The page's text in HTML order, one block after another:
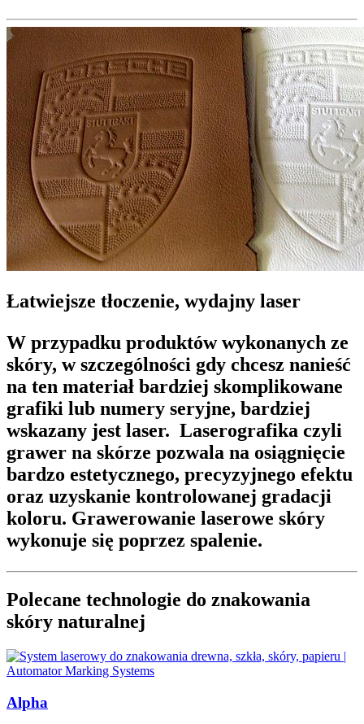
Łatwiejsze tłoczenie, wydajny laser
W przypadku produktów wykonanych ze
skóry, w szczególności gdy chcesz nanieść
na ten materiał bardziej skomplikowane
grafiki lub numery seryjne, bardziej
wskazany jest laser. Laserografika czyli
grawer na skórze pozwala na osiągnięcie
bardzo estetycznego, precyzyjnego efektu
oraz uzyskanie kontrolowanej gradacji
koloru. Grawerowanie laserowe skóry
wykonuje się poprzez spalenie.
Polecane technologie do znakowania
skóry naturalnej
Alpha